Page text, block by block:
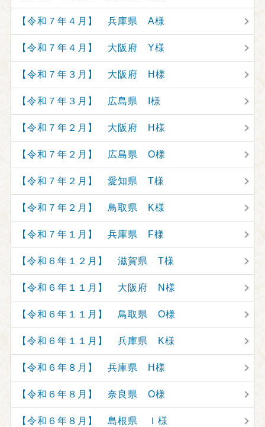
【令和７年４月】 兵庫県 A様
【令和７年４月】 大阪府 Y様
【令和７年３月】 大阪府 H様
【令和７年３月】 広島県 I様
【令和７年２月】 大阪府 H様
【令和７年２月】 広島県 O様
【令和７年２月】 愛知県 T様
【令和７年２月】 鳥取県 K様
【令和７年１月】 兵庫県 F様
【令和６年１２月】 滋賀県 T様
【令和６年１１月】 大阪府 N様
【令和６年１１月】 鳥取県 O様
【令和６年１１月】 兵庫県 K様
【令和６年８月】 兵庫県 H様
【令和６年８月】 奈良県 O様
【令和６年８月】 島根県 Ｉ様